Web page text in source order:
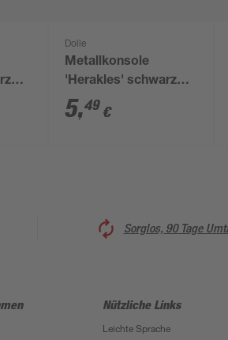
Dolle
Metallkonsole
'Herakles' schwarz
140 x 115 mm
5,49 €
Sorglos, 90 Tage
Nützliche Links
Leichte Sprache